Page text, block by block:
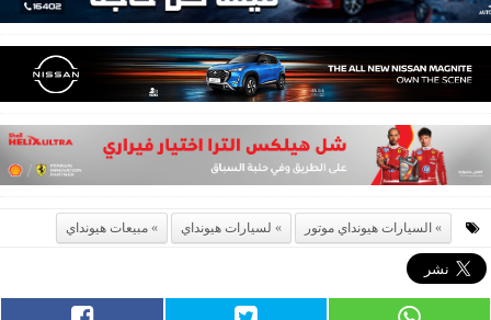
السيارات هيونداي موتور لسيارات هيونداي مبيعات هيونداي